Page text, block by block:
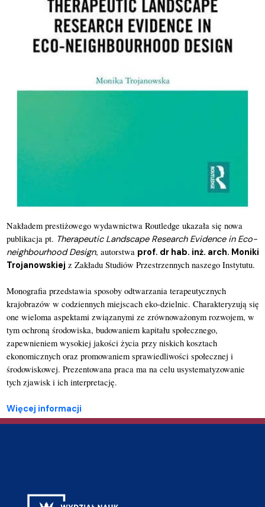
Nakładem prestiżowego wydawnictwa Routledge ukazała się nowa
publikacja pt. Therapeutic Landscape Research Evidence in Eco-
neighbourhood Design, autorstwa prof. dr hab. inż. arch. Moniki
Trojanowskiej z Zakładu Studiów Przestrzennych naszego Instytutu.
Monografia przedstawia sposoby odtwarzania terapeutycznych
krajobrazów w codziennych miejscach eko-dzielnic. Charakteryzują się
one wieloma aspektami związanymi ze zrównoważonym rozwojem, w
tym ochroną środowiska, budowaniem kapitału społecznego,
zapewnieniem wysokiej jakości życia przy niskich kosztach
ekonomicznych oraz promowaniem sprawiedliwości społecznej i
środowiskowej. Prezentowana praca ma na celu usystematyzowanie
tych zjawisk i ich interpretację.
Więcej informacji